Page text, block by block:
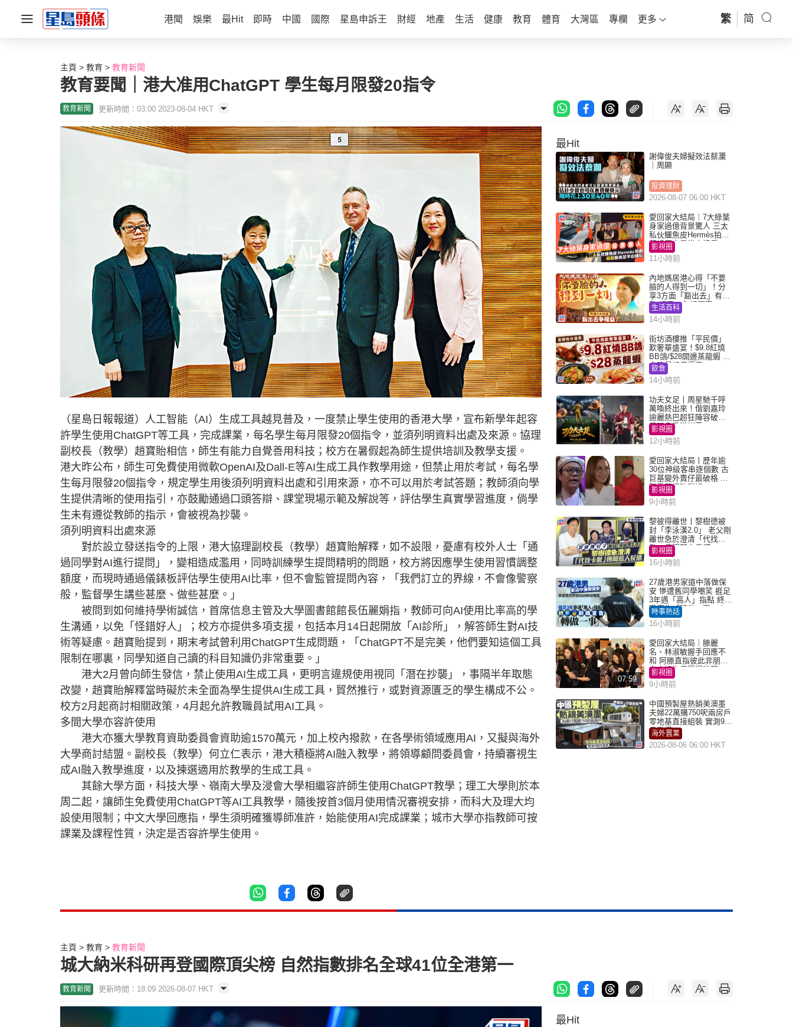
港聞 娛樂 最Hit 即時 中國 國際 星島申訴王 財經 地產 生活 健康 教育 體育 大灣區 專欄 更多 繁 简
主頁 教育 教育新聞
教育要聞｜港大准用ChatGPT 學生每月限發20指令
教育新聞 更新時間：03:00 2023-08-04 HKT
（星島日報報道）人工智能（AI）生成工具越見普及，一度禁止學生使用的香港大學，宣布新學年起容
許學生使用ChatGPT等工具，完成課業，每名學生每月限發20個指令，並須列明資料出處及來源。協理
副校長（教學）趙寶貽相信，師生有能力自覺善用科技；校方在暑假起為師生提供培訓及教學支援。
港大昨公布，師生可免費使用微軟OpenAI及Dall-E等AI生成工具作教學用途，但禁止用於考試，每名學
生每月限發20個指令，規定學生用後須列明資料出處和引用來源，亦不可以用於考試答題；教師須向學
生提供清晰的使用指引，亦鼓勵通過口頭答辯、課堂現場示範及解說等，評估學生真實學習進度，倘學
生未有遵從教師的指示，會被視為抄襲。
須列明資料出處來源
對於設立發送指令的上限，港大協理副校長（教學）趙寶貽解釋，如不設限，憂慮有校外人士「通
過同學對AI進行提問」，變相造成濫用，同時訓練學生提問精明的問題，校方將因應學生使用習慣調整
額度，而現時通過儀錶板評估學生使用AI比率，但不會監管提問內容，「我們訂立的界線，不會像警察
般，監督學生講些甚麼、做些甚麼。」
被問到如何維持學術誠信，首席信息主管及大學圖書館館長伍麗娟指，教師可向AI使用比率高的學
生溝通，以免「怪錯好人」；校方亦提供多項支援，包括本月14日起開放「AI診所」，解答師生對AI技
術等疑慮。趙寶貽提到，期末考試曾利用ChatGPT生成問題，「ChatGPT不是完美，他們要知這個工具
限制在哪裏，同學知道自己讀的科目知識仍非常重要。」
港大2月曾向師生發信，禁止使用AI生成工具，更明言違規使用視同「潛在抄襲」，事隔半年取態
改變，趙寶貽解釋當時礙於未全面為學生提供AI生成工具，貿然推行，或對資源匱乏的學生構成不公。
校方2月起商討相關政策，4月起允許教職員試用AI工具。
多間大學亦容許使用
港大亦獲大學教育資助委員會資助逾1570萬元，加上校內撥款，在各學術領域應用AI，又擬與海外
大學商討結盟。副校長（教學）何立仁表示，港大積極將AI融入教學，將領導顧問委員會，持續審視生
成AI融入教學進度，以及揀選適用於教學的生成工具。
其餘大學方面，科技大學、嶺南大學及浸會大學相繼容許師生使用ChatGPT教學；理工大學則於本
周二起，讓師生免費使用ChatGPT等AI工具教學，隨後按首3個月使用情況審視安排，而科大及理大均
設使用限制；中文大學回應指，學生須明確獲導師准許，始能使用AI完成課業；城市大學亦指教師可按
課業及課程性質，決定是否容許學生使用。
最Hit
謝偉俊夫婦擬效法蔡瀾
｜周顯
投資理財
2026-08-07 06:00 HKT
愛回家大結局｜7大綠葉
身家過億背景驚人 三太
私伙鱷魚皮Hermès拍劇
蘇姐原來是半山樓后
影視圈
11小時前
內地媽居港心得「不要
臉的人得到一切」！分
享3方面「豁出去」有著
數 網民：你好厲害
生活百科
14小時前
街坊酒樓推「平民價」
歎奢華盛宴！$9.8紅燒
BB鴿/$28開邊蒸龍蝦 3
大晚餐超值優惠
飲食
14小時前
功夫女足丨周星馳千呼
萬喚終出來！偕劉嘉玲
迪麗熱巴超狂陣容破天
荒現身香港謝票
影視圈
12小時前
愛回家大結局丨歷年逾
30位神級客串逐個數 古
巨基變外賣仔最破格 歐
陽震華情陷群姐
影視圈
9小時前
黎彼得離世丨黎樹德被
封「李泳漢2.0」 老父剛
離世急於澄清「代找卡
數」傳聞惹人反感
影視圈
16小時前
27歲港男家道中落做保
安 慘遭舊同學嘲笑 捱足
3年遇「高人」指點 終辭
職宣告「轉做一事」｜
Juicy叮
時事熱話
16小時前
07:59
愛回家大結局｜滕麗
名、林淑敏握手回應不
和 阿滕直指彼此非朋友
大小姐指傳聞得啖笑
影視圈
9小時前
中國預製屋熱銷美澳墨
夫婦22萬購750呎兩房戶
零地基直接組裝 實測9個
月激讚
海外置業
2026-08-06 06:00 HKT
主頁 教育 教育新聞
城大納米科研再登國際頂尖榜 自然指數排名全球41位全港第一
教育新聞 更新時間：18:09 2026-08-07 HKT
最Hit